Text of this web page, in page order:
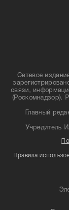
Сетевое
связи,
(Роскомнадзор).
Главный
Правила